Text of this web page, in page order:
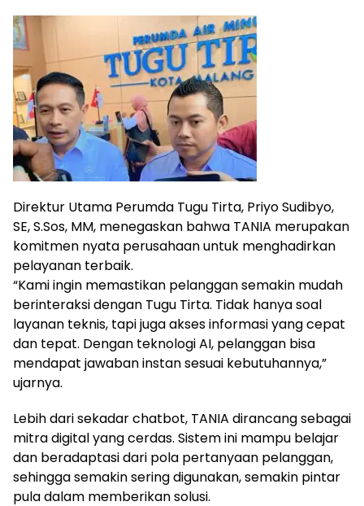
Direktur Utama Perumda Tugu Tirta, Priyo Sudibyo,
SE, S.Sos, MM, menegaskan bahwa TANIA merupakan
komitmen nyata perusahaan untuk menghadirkan
pelayanan terbaik.
“Kami ingin memastikan pelanggan semakin mudah
berinteraksi dengan Tugu Tirta. Tidak hanya soal
layanan teknis, tapi juga akses informasi yang cepat
dan tepat. Dengan teknologi AI, pelanggan bisa
mendapat jawaban instan sesuai kebutuhannya,”
ujarnya.
Lebih dari sekadar chatbot, TANIA dirancang sebagai
mitra digital yang cerdas. Sistem ini mampu belajar
dan beradaptasi dari pola pertanyaan pelanggan,
sehingga semakin sering digunakan, semakin pintar
pula dalam memberikan solusi.